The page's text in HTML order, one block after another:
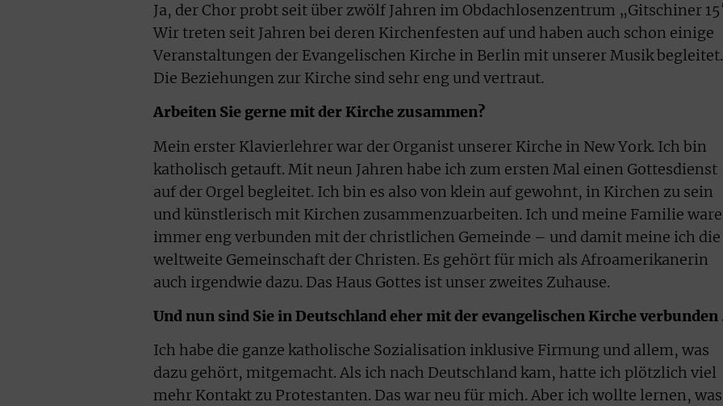
Ja, der Chor probt seit über zwölf Jahren im Obdachlosenzentrum „Gitschiner
Wir treten seit Jahren bei deren Kirchenfesten auf und haben auch schon einige
Veranstaltungen der Evangelischen Kirche in Berlin mit unserer Musik begleitet.
Die Beziehungen zur Kirche sind sehr eng und vertraut.
Arbeiten Sie gerne mit der Kirche zusammen?
Mein erster Klavierlehrer war der Organist unserer Kirche in New York. Ich bin
katholisch getauft. Mit neun Jahren habe ich zum ersten Mal einen Gottesdienst
auf der Orgel begleitet. Ich bin es also von klein auf gewohnt, in Kirchen zu sein
und künstlerisch mit Kirchen zusammenzuarbeiten. Ich und meine Familie
immer eng verbunden mit der christlichen Gemeinde – und damit meine ich die
weltweite Gemeinschaft der Christen. Es gehört für mich als Afroamerikanerin
auch irgendwie dazu. Das Haus Gottes ist unser zweites Zuhause.
Und nun sind Sie in Deutschland eher mit der evangelischen Kirche
Ich habe die ganze katholische Sozialisation inklusive Firmung und allem, was
dazu gehört, mitgemacht. Als ich nach Deutschland kam, hatte ich plötzlich viel
mehr Kontakt zu Protestanten. Das war neu für mich. Aber ich wollte lernen, was